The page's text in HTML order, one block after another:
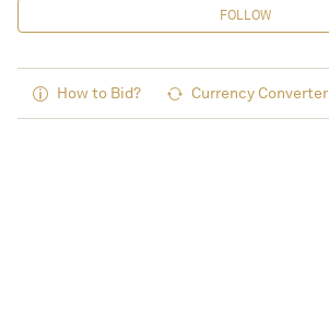
FOLLOW
How to Bid? Currency Converter